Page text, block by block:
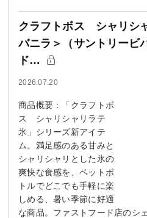
クラフトボス シャリシ
バニラ＞（サントリービ
ド…
2026.07.20
商品概要：「クラフトボ
ス シャリシャリラテ
氷」シリーズ新アイテ
ム。満足感のある甘みと
シャリシャリとした氷の
爽快な食感を、ペットボ
トルでどこでも手軽に楽
しめる、暑い季節に好適
な商品。ファストフード店のシ